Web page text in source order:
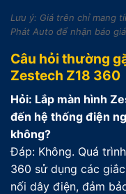
Lưu ý: Giá trên chỉ mang
Phát Auto để nhận báo
Câu hỏi thường
Zestech Z18 360
Hỏi: Lắp màn hình
đến hệ thống điện
không?
Đáp: Không. Quá
360 sử dụng các
nối dây điện, đảm